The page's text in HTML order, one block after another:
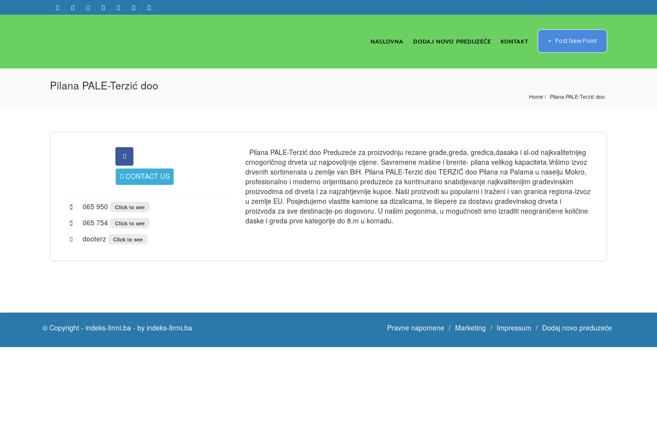
NASLOVNA DODAJ NOVO PREDUZEĆE KONTAKT Post New Point
Pilana PALE-Terzić doo
Home Pilana PALE-Terzić doo
CONTACT US
065 950 Click to see
065 754 Click to see
dooterz Click to see
Pilana PALE-Terzić doo Preduzeće za proizvodnju rezane građe,greda, gredica,dasaka i sl-od najkvalitetnijeg
crnogoričnog drveta uz najpovoljnije cijene. Savremene mašine i brente- pilana velikog kapaciteta.Vršimo izvoz
drvenih sortimenata u zemlje van BiH. Pilana PALE-Terzić doo TERZIĆ doo Pilana na Palama u naselju Mokro,
profesionalno i moderno orijentisano preduzeće za kontinuirano snabdjevanje najkvalitenijim građevinskim
proizvodima od drveta i za najzahtjevnije kupce. Naši proizvodi su popularni i traženi i van granica regiona-izvoz
u zemlje EU. Posjedujemo vlastite kamione sa dizalicama, te šlepere za dostavu građevinskog drveta i
proizvoda za sve destinacije-po dogovoru. U našim pogonima, u mogućnosti smo izraditi neograničene količine
daske i greda prve kategorije do 8.m u komadu.
© Copyright - indeks-firmi.ba - by indeks-firmi.ba Pravne napomene Marketing Impressum Dodaj novo preduzeće